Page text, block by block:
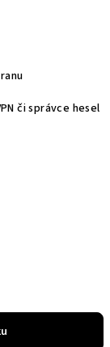
či správce hesel